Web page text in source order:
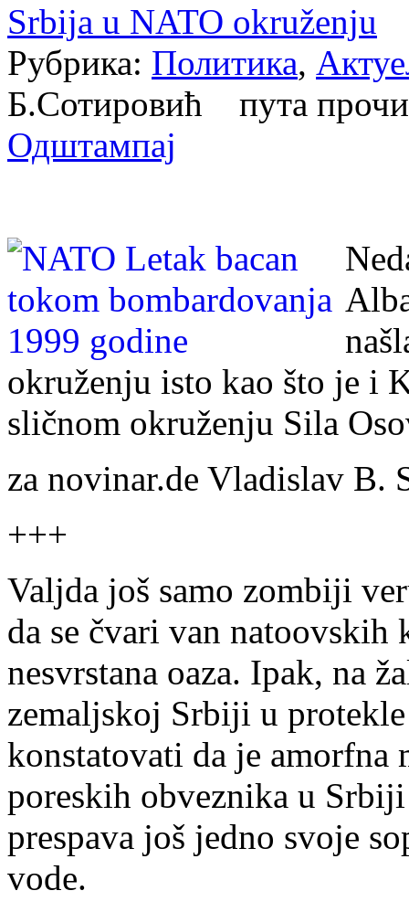
Srbija u NATO okruženju
Рубрика: Политика,
Б.Сотировић пута
Одштампај
okruženju isto kao što je i
sličnom okruženju Sila
za novinar.de Vladislav B.
+++
Valjda još samo zombiji
da se čvari van natoovskih
nesvrstana oaza. Ipak, na
zemaljskoj Srbiji u
konstatovati da je amorfna
poreskih obveznika u
prespava još jedno svoje
vode.